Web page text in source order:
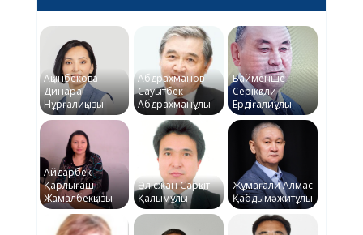
Ақынбекова
Динара
Нұрғалиқызы
Абдрахманов
Сауытбек
Абдрахманұлы
Байменше
Серікқали
Ердіғалиұлы
Айдарбек
Қарлығаш
Жамалбекқызы
Әлісжан Сарқыт
Қалымұлы
Жұмағали Алмас
Қабдымәжитұлы